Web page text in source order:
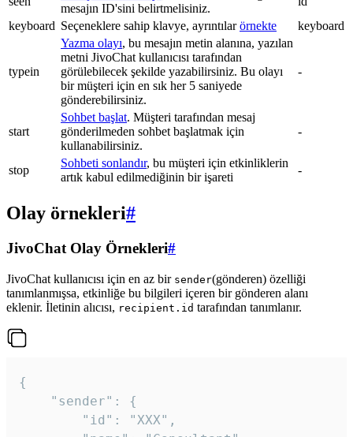
mesajın ID'sini belirtmelisiniz.
keyboard Seçeneklere sahip klavye, ayrıntılarörnekte keyboard
typein
Yazma olayı, bu mesajın metin alanına, yazılan
metni JivoChat kullanıcısı tarafından
görülebilecek şekilde yazabilirsiniz. Bu olayı
bir müşteri için en sık her 5 saniyede
gönderebilirsiniz.
-
start
Sohbet başlat. Müşteri tarafından mesaj
gönderilmeden sohbet başlatmak için
kullanabilirsiniz.
-
stop
Sohbeti sonlandır, bu müşteri için etkinliklerin
artık kabul edilmediğinin bir işareti
-
Olay örnekleri#
JivoChat Olay Örnekleri#
JivoChat kullanıcısı için en az bir sender(gönderen) özelliği
tanımlanmışsa, etkinliğe bu bilgileri içeren bir gönderen alanı
eklenir. İletinin alıcısı, recipient.id tarafından tanımlanır.
{